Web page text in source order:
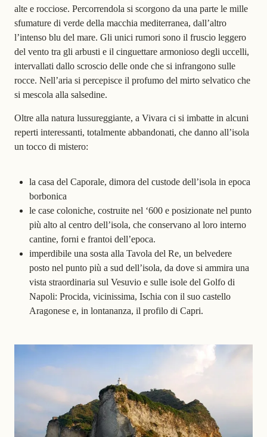
alte e rocciose. Percorrendola si scorgono da una parte le mille
sfumature di verde della macchia mediterranea, dall’altro
l’intenso blu del mare. Gli unici rumori sono il fruscio leggero
del vento tra gli arbusti e il cinguettare armonioso degli uccelli,
intervallati dallo scroscio delle onde che si infrangono sulle
rocce. Nell’aria si percepisce il profumo del mirto selvatico che
si mescola alla salsedine.
Oltre alla natura lussureggiante, a Vivara ci si imbatte in alcuni
reperti interessanti, totalmente abbandonati, che danno all’isola
un tocco di mistero:
la casa del Caporale, dimora del custode dell’isola in epoca
borbonica
le case coloniche, costruite nel ‘600 e posizionate nel punto
più alto al centro dell’isola, che conservano al loro interno
cantine, forni e frantoi dell’epoca.
imperdibile una sosta alla Tavola del Re, un belvedere
posto nel punto più a sud dell’isola, da dove si ammira una
vista straordinaria sul Vesuvio e sulle isole del Golfo di
Napoli: Procida, vicinissima, Ischia con il suo castello
Aragonese e, in lontananza, il profilo di Capri.